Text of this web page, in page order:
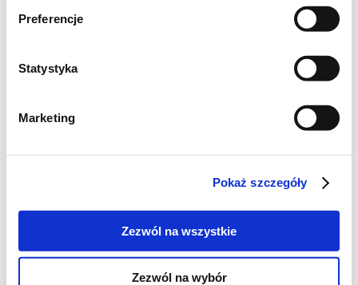
Preferencje
Statystyka
Marketing
Pokaż szczegóły
Zezwól na wszystkie
Zezwól na wybór